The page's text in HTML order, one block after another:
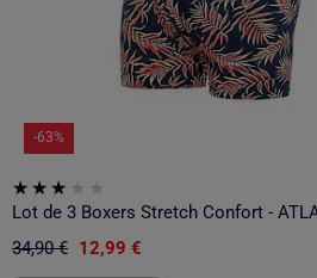
-63%
34,90 € 12,99 €